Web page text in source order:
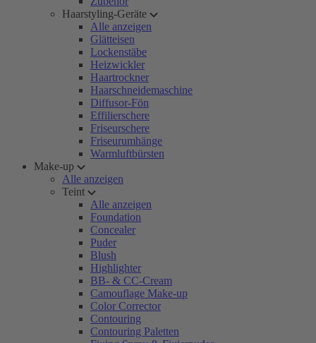
Haarstyling-Geräte
Alle anzeigen
Glätteisen
Lockenstäbe
Heizwickler
Haartrockner
Haarschneidemaschine
Diffusor-Fön
Effilierschere
Friseurschere
Friseurumhänge
Warmluftbürsten
Make-up
Alle anzeigen
Teint
Alle anzeigen
Foundation
Concealer
Puder
Blush
Highlighter
BB- & CC-Cream
Camouflage Make-up
Color Corrector
Contouring
Contouring Paletten